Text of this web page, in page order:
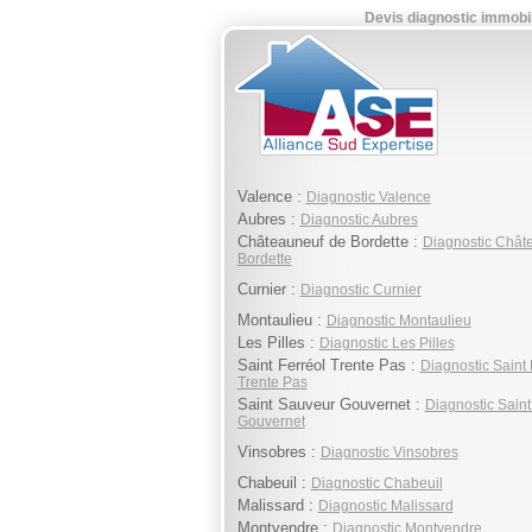
Devis diagnostic
Valence : Diagnostic Valence
Aubres : Diagnostic Aubres
Châteauneuf de Bordette : Diagnostic
Bordette
Curnier : Diagnostic Curnier
Montaulieu : Diagnostic Montaulieu
Les Pilles : Diagnostic Les Pilles
Saint Ferréol Trente Pas : Diagnostic Saint
Trente Pas
Saint Sauveur Gouvernet : Diagnostic
Gouvernet
Vinsobres : Diagnostic Vinsobres
Chabeuil : Diagnostic Chabeuil
Malissard : Diagnostic Malissard
Montvendre : Diagnostic Montvendre